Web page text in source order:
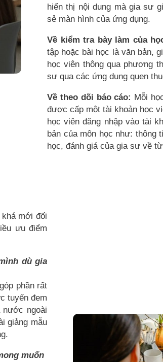
hiển thị nội dung mà gia sư
sẻ màn hình của ứng dụng.
Về kiểm tra bày làm của
tập hoặc bài học là văn bản,
học viên thông qua phương
sư qua các ứng dụng quen
Về theo dõi báo cáo: Mỗi
được cấp một tài khoản học
học viên đăng nhập vào tài
bản của môn học như: thông
học, đánh giá của gia sư về
mới đối
ưu điểm
dù gia
phần rất
tuyến đem
nước ngoài
giảng mẫu
muốn